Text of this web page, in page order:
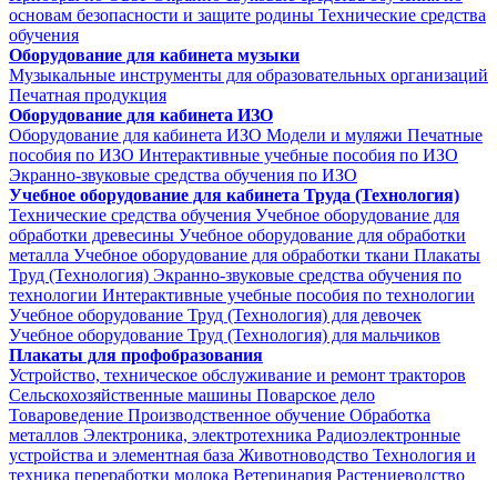
основам безопасности и защите родины Технические средства
обучения
Оборудование для кабинета музыки
Музыкальные инструменты для образовательных организаций
Печатная продукция
Оборудование для кабинета ИЗО
Оборудование для кабинета ИЗО Модели и муляжи Печатные
пособия по ИЗО Интерактивные учебные пособия по ИЗО
Экранно-звуковые средства обучения по ИЗО
Учебное оборудование для кабинета Труда (Технология)
Технические средства обучения Учебное оборудование для
обработки древесины Учебное оборудование для обработки
металла Учебное оборудование для обработки ткани Плакаты
Труд (Технология) Экранно-звуковые средства обучения по
технологии Интерактивные учебные пособия по технологии
Учебное оборудование Труд (Технология) для девочек
Учебное оборудование Труд (Технология) для мальчиков
Плакаты для профобразования
Устройство, техническое обслуживание и ремонт тракторов
Сельскохозяйственные машины Поварское дело
Товароведение Производственное обучение Обработка
металлов Электроника, электротехника Радиоэлектронные
устройства и элементная база Животноводство Технология и
техника переработки молока Ветеринария Растениеводство